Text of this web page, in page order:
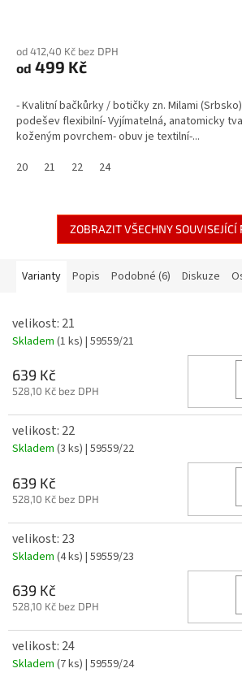
od 412,40 Kč bez DPH
od 499 Kč
- Kvalitní bačkůrky / botičky zn. Milami
podešev flexibilní- Vyjímatelná, anatomicky
koženým povrchem- obuv je textilní-...
20
21 22 24
ZOBRAZIT VŠECHNY SOUVISEJÍCÍ
Varianty Popis Podobné (6) Diskuze
velikost: 21
Skladem (1 ks) | 59559/21
639 Kč
528,10 Kč bez DPH
velikost: 22
Skladem (3 ks) | 59559/22
639 Kč
528,10 Kč bez DPH
velikost: 23
Skladem (4 ks) | 59559/23
639 Kč
528,10 Kč bez DPH
velikost: 24
Skladem (7 ks) | 59559/24